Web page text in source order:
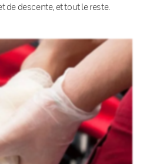
de descente, et tout le reste.